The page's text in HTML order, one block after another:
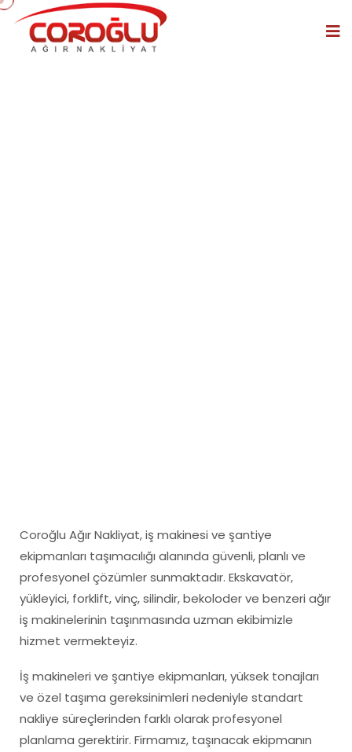
Coroğlu Ağır Nakliyat, iş makinesi ve şantiye
ekipmanları taşımacılığı alanında güvenli, planlı ve
profesyonel çözümler sunmaktadır. Ekskavatör,
yükleyici, forklift, vinç, silindir, bekoloder ve benzeri ağır
iş makinelerinin taşınmasında uzman ekibimizle
hizmet vermekteyiz.
İş makineleri ve şantiye ekipmanları, yüksek tonajları
ve özel taşıma gereksinimleri nedeniyle standart
nakliye süreçlerinden farklı olarak profesyonel
planlama gerektirir. Firmamız, taşınacak ekipmanın